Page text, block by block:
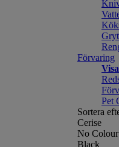
Förvaring
Pet
Sortera
Cerise
No Colour
Black